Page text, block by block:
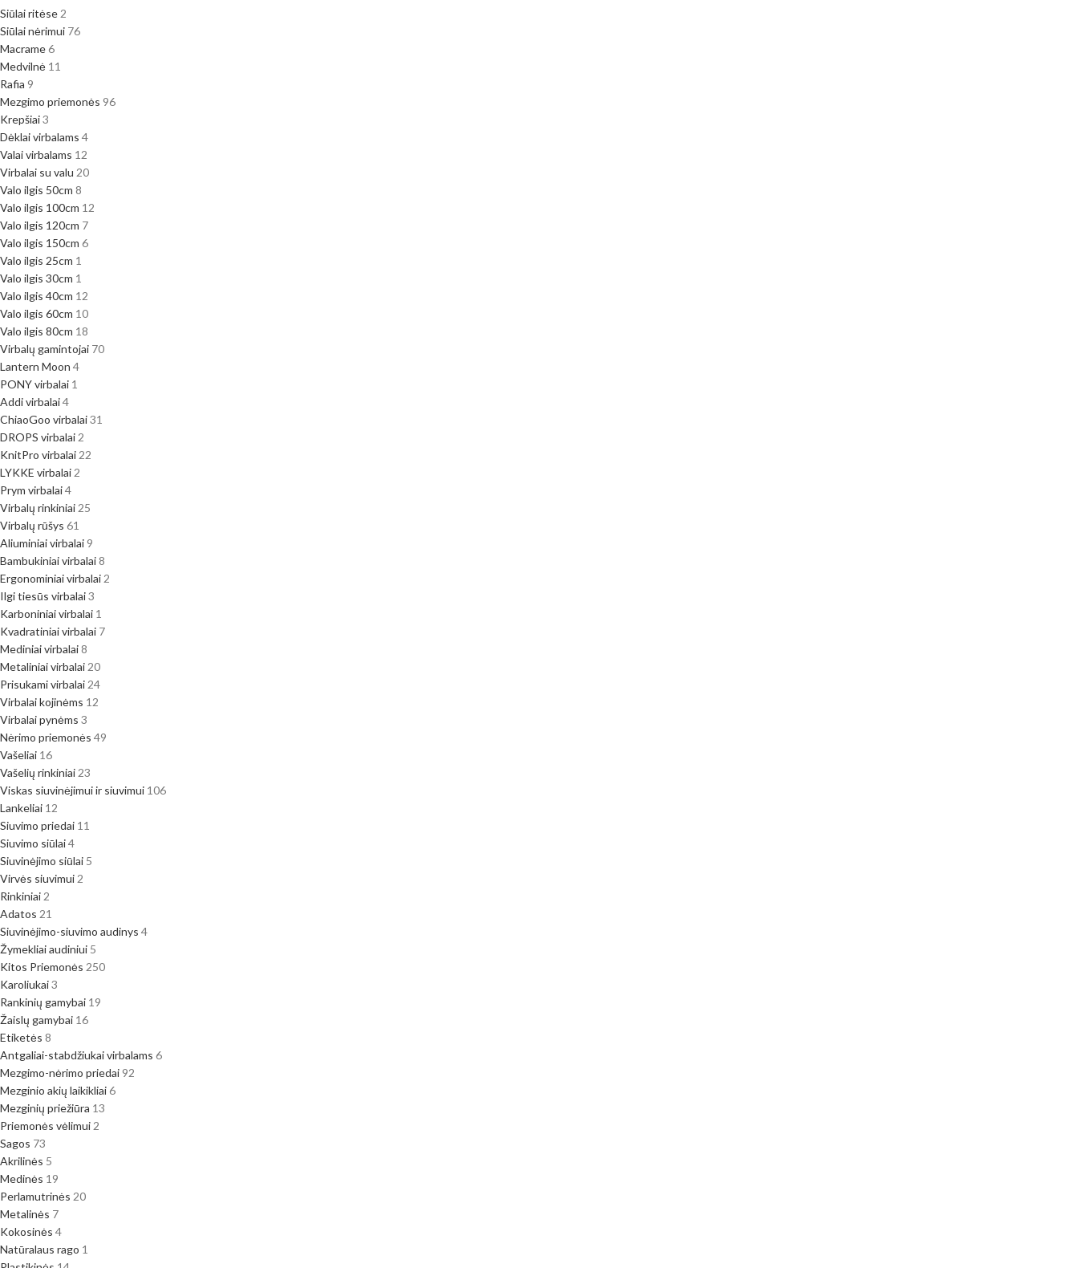
Siūlai ritėse 2
Siūlai nėrimui 76
Macrame6
Medvilnė 11
Rafia 9
Mezgimo priemonės 96
Krepšiai3
Dėklai virbalams 4
Valai virbalams 12
Virbalai su valu 20
Valo ilgis 50cm 8
Valo ilgis 100cm 12
Valo ilgis 120cm 7
Valo ilgis 150cm 6
Valo ilgis 25cm 1
Valo ilgis 30cm 1
Valo ilgis 40cm 12
Valo ilgis 60cm 10
Valo ilgis 80cm 18
Virbalų gamintojai 70
Lantern Moon 4
PONY virbalai 1
Addi virbalai4
ChiaoGoo virbalai31
DROPS virbalai 2
KnitPro virbalai 22
LYKKE virbalai 2
Prym virbalai4
Virbalų rinkiniai 25
Virbalų rūšys 61
Aliuminiai virbalai 9
Bambukiniai virbalai8
Ergonominiai virbalai 2
Ilgi tiesūs virbalai3
Karboniniai virbalai 1
Kvadratiniai virbalai 7
Mediniai virbalai8
Metaliniai virbalai 20
Prisukami virbalai 24
Virbalai kojinėms 12
Virbalai pynėms 3
Nėrimo priemonės 49
Vašeliai 16
Vašelių rinkiniai 23
Viskas siuvinėjimui ir siuvimui 106
Lankeliai 12
Siuvimo priedai 11
Siuvimo siūlai4
Siuvinėjimo siūlai 5
Virvės siuvimui 2
Rinkiniai 2
Adatos 21
Siuvinėjimo-siuvimo audinys 4
Žymekliai audiniui 5
Kitos Priemonės 250
Karoliukai3
Rankinių gamybai 19
Žaislų gamybai 16
Etiketės 8
Antgaliai-stabdžiukai virbalams 6
Mezgimo-nėrimo priedai 92
Mezginio akių laikikliai6
Mezginių priežiūra 13
Priemonės vėlimui 2
Sagos 73
Akrilinės 5
Medinės 19
Perlamutrinės 20
Metalinės 7
Kokosinės 4
Natūralaus rago 1